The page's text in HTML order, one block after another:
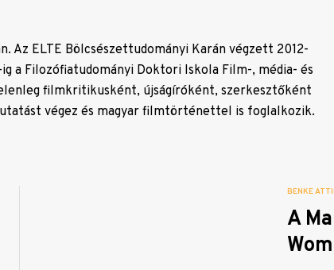
Az ELTE Bölcsészettudományi Karán végzett 2012-
a Filozófiatudományi Doktori Iskola Film-, média- és
filmkritikusként, újságíróként, szerkesztőként
végez és magyar filmtörténettel is foglalkozik.
BENKE
A